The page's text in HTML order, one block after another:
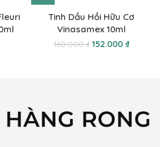
Tinh Dầu Hồi Hữu Cơ
Vinasamex 10ml
160.000₫ 152.000 ₫